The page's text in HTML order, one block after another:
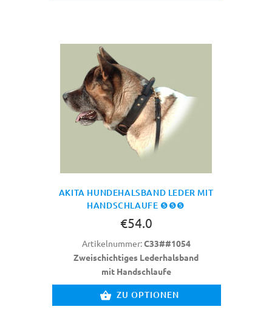
AKITA HUNDEHALSBAND LEDER MIT
HANDSCHLAUFE ❺❺❺
€54.0
Artikelnummer:C33##1054
Zweischichtiges Lederhalsband
mit Handschlaufe
ZU OPTIONEN